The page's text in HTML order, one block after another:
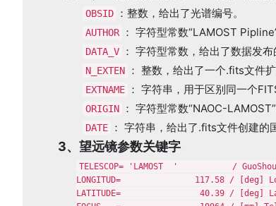
OBSID ：整数，给出了光谱编号。
AUTHOR ： 字符型常数“LAMOST
DATA_V ： 字符型常数，给出了数据发布
N_EXTEN ： 整数，给出了一个.fits文件扩
EXTNAME ： 字符串，用于区别同一个
ORIGIN ： 字符型常数“NAOC-
DATE ： 字符串，给出了.fits文件创建的
3、望远镜参数关键字
TELESCOP= 'LAMOST  '           /
LONGITUD=               117.58 / [deg]
LATITUDE=                40.39 /